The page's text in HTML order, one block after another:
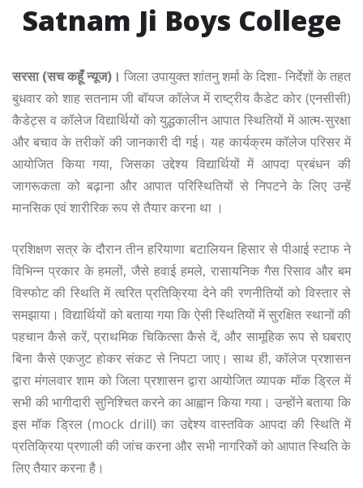
Satnam Ji Boys College
सरसा (सच कहूँ न्यूज)। जिला उपायुक्त शांतनु शर्मा के दिशा- निर्देशों के तहत
बुधवार को शाह सतनाम जी बॉयज कॉलेज में राष्ट्रीय कैडेट कोर (एनसीसी)
कैडेट्स व कॉलेज विद्यार्थियों को युद्धकालीन आपात स्थितियों में आत्म-सुरक्षा
और बचाव के तरीकों की जानकारी दी गई। यह कार्यक्रम कॉलेज परिसर में
आयोजित किया गया, जिसका उद्देश्य विद्यार्थियों में आपदा प्रबंधन की
जागरूकता को बढ़ाना और आपात परिस्थितियों से निपटने के लिए उन्हें
मानसिक एवं शारीरिक रूप से तैयार करना था ।
प्रशिक्षण सत्र के दौरान तीन हरियाणा बटालियन हिसार से पीआई स्टाफ ने
विभिन्न प्रकार के हमलों, जैसे हवाई हमले, रासायनिक गैस रिसाव और बम
विस्फोट की स्थिति में त्वरित प्रतिक्रिया देने की रणनीतियों को विस्तार से
समझाया। विद्यार्थियों को बताया गया कि ऐसी स्थितियों में सुरक्षित स्थानों की
पहचान कैसे करें, प्राथमिक चिकित्सा कैसे दें, और सामूहिक रूप से घबराए
बिना कैसे एकजुट होकर संकट से निपटा जाए। साथ ही, कॉलेज प्रशासन
द्वारा मंगलवार शाम को जिला प्रशासन द्वारा आयोजित व्यापक मॉक ड्रिल में
सभी की भागीदारी सुनिश्चित करने का आह्वान किया गया। उन्होंने बताया कि
इस मॉक ड्रिल (mock drill) का उद्देश्य वास्तविक आपदा की स्थिति में
प्रतिक्रिया प्रणाली की जांच करना और सभी नागरिकों को आपात स्थिति के
लिए तैयार करना है।